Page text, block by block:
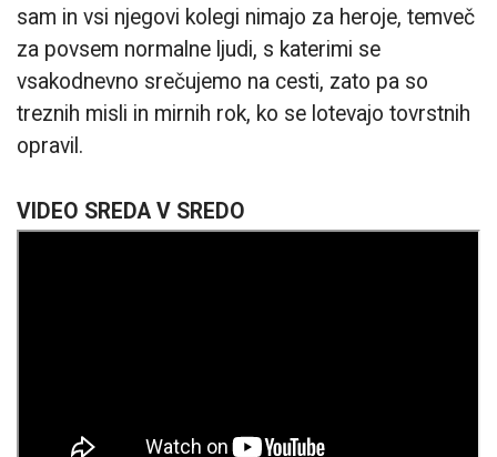
sam in vsi njegovi kolegi nimajo za heroje, temveč
za povsem normalne ljudi, s katerimi se
vsakodnevno srečujemo na cesti, zato pa so
treznih misli in mirnih rok, ko se lotevajo tovrstnih
opravil.
VIDEO SREDA V SREDO